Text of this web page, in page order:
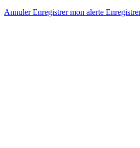
AnnulerEnregistrer mon alerte